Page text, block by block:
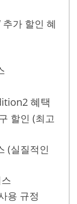
추가 할인 혜
혜택
할인 (최고
(실질적인
용 규정